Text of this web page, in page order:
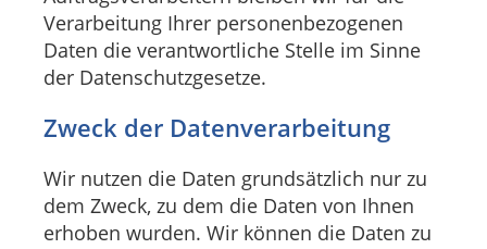
Verarbeitung Ihrer personenbezogenen
Daten die verantwortliche Stelle im Sinne
der Datenschutzgesetze.
Zweck der Datenverarbeitung
Wir nutzen die Daten grundsätzlich nur zu
dem Zweck, zu dem die Daten von Ihnen
erhoben wurden. Wir können die Daten zu